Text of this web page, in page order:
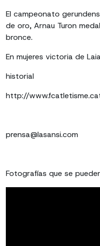
El campeonato
de oro, Arnau Turon
bronce.
En mujeres victoria de
historial
http://
prensa@lasansi.com
Fotografías que se